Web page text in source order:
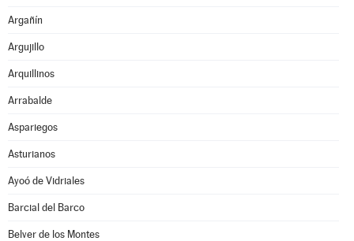
Argañín
Argujillo
Arquillinos
Arrabalde
Aspariegos
Asturianos
Ayoó de Vidriales
Barcial del Barco
Belver de los Montes